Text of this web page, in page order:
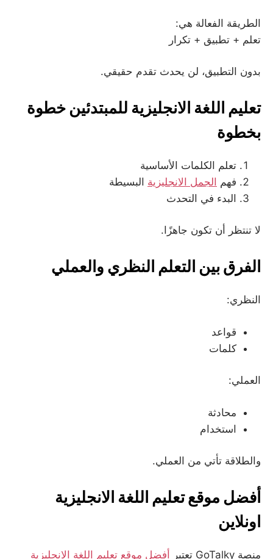
الطريقة الفعالة هي:
تعلم + تطبيق + تكرار
بدون التطبيق، لن يحدث تقدم حقيقي.
تعليم اللغة الانجليزية للمبتدئين خطوة
بخطوة
تعلم الكلمات الأساسية
فهم الجمل الانجليزية البسيطة
البدء في التحدث
لا تنتظر أن تكون جاهزًا.
الفرق بين التعلم النظري والعملي
النظري:
قواعد
كلمات
العملي:
محادثة
استخدام
والطلاقة تأتي من العملي.
أفضل موقع تعليم اللغة الانجليزية
اونلاين
منصة GoTalky تعتبر أفضل موقع تعليم اللغة الانجليزية